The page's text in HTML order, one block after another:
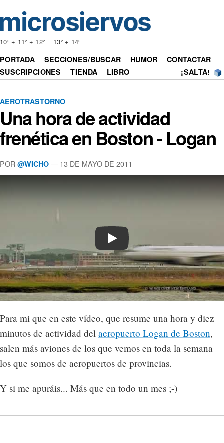
10² + 11² + 12² = 13² + 14²
PORTADA SECCIONES/BUSCAR HUMOR
CONTACTAR
SUSCRIPCIONES
TIENDA LIBRO ¡SALTA!
AEROTRASTORNO
Una hora de actividad
frenética en Boston - Logan
POR @WICHO — 13 DE MAYO DE 2011
Play
Para mi que en este vídeo, que resume una hora y diez
minutos de actividad del aeropuerto Logan de Boston,
salen más aviones de los que vemos en toda la semana
los que somos de aeropuertos de provincias.
Y si me apuráis... Más que en todo un mes ;-)